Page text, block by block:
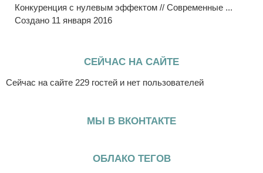
Конкуренция с нулевым эффектом // Современные ...
Создано 11 января 2016
СЕЙЧАС НА САЙТЕ
Сейчас на сайте 229 гостей и нет пользователей
МЫ В ВКОНТАКТЕ
ОБЛАКО ТЕГОВ